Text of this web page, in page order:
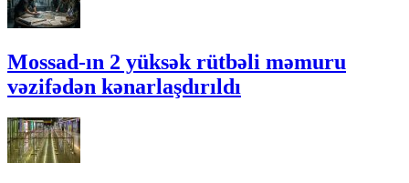
Mossad-ın 2 yüksək rütbəli məmuru
vəzifədən kənarlaşdırıldı